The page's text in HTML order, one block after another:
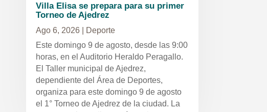
Villa Elisa se prepara para su primer
Torneo de Ajedrez
Ago 6, 2026|
Deporte
Este domingo 9 de agosto, desde las 9:00
horas, en el Auditorio Heraldo Peragallo.
El Taller municipal de Ajedrez,
dependiente del Área de Deportes,
organiza para este domingo 9 de agosto
el 1° Torneo de Ajedrez de la ciudad. La